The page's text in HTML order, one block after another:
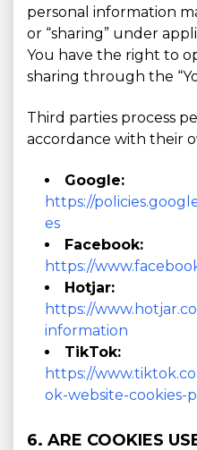
personal information
or “sharing” under
You have the right to
sharing through the
Third parties process
accordance with their
Google:
https://
es
Facebook:
https://
Hotjar:
https://
information
TikTok:
https://
ok-website-cookies-
6. ARE COOKIES